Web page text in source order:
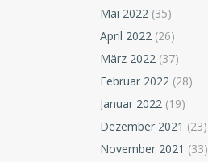
Mai 2022 (35)
April 2022 (26)
März 2022 (37)
Februar 2022 (28)
Januar 2022 (19)
Dezember 2021 (23)
November 2021 (33)